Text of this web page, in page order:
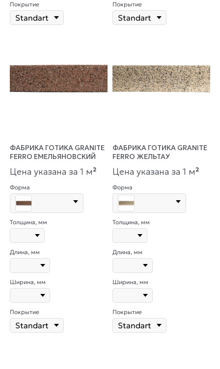
Покрытие Покрытие
ФАБРИКА ГОТИКА GRANITE
FERRO ЕМЕЛЬЯНОВСКИЙ
Цена указана за 1 м²
Форма
Толщина, мм
Длина, мм
Ширина, мм
Покрытие
ФАБРИКА ГОТИКА GRANITE
FERRO ЖЕЛЬТАУ
Цена указана за 1 м²
Форма
Толщина, мм
Длина, мм
Ширина, мм
Покрытие